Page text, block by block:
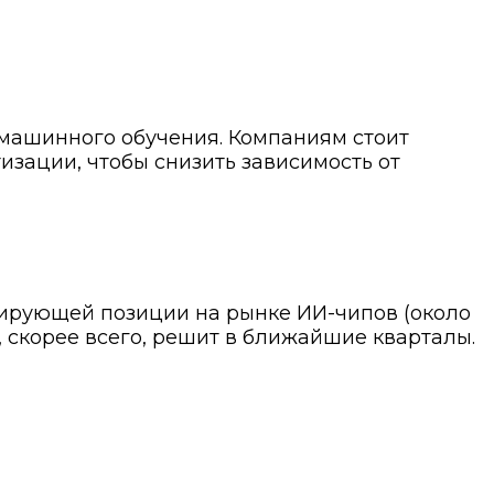
обучения. Компаниям стоит
чтобы снизить зависимость от
позиции на рынке ИИ-чипов (около
всего, решит в ближайшие кварталы.